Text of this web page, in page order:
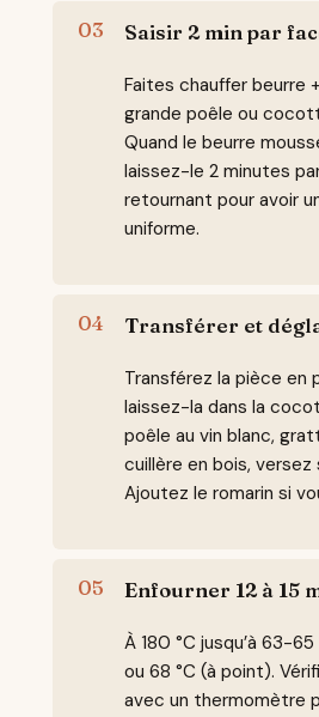
Saisir 2 min par
Faites chauffer beurre
grande poêle ou
Quand le beurre
laissez-le 2 minutes
retournant pour avoir
uniforme.
Transférer et
Transférez la pièce en
laissez-la dans la
poêle au vin blanc,
cuillère en bois, versez
Ajoutez le romarin si
Enfourner 12 à 15
À 180 °C jusqu’à 63-
ou 68 °C (à point).
avec un thermomètre